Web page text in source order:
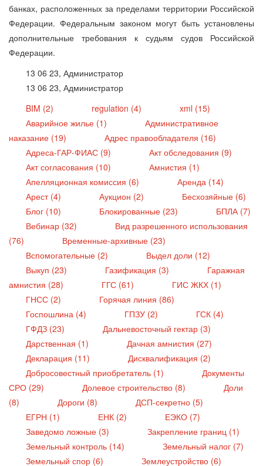
банках, расположенных за пределами территории Российской
Федерации. Федеральным законом могут быть установлены
дополнительные требования к судьям судов Российской
Федерации.
13 06 23, Администратор
13 06 23, Администратор
BIM (2)
regulation (4)
xml (15)
Аварийное жилье (1)
Административное
наказание (19)
Адрес правообладателя (16)
Адреса-ГАР-ФИАС (9)
Акт обследования (9)
Акт согласования (10)
Амнистия (1)
Апелляционная комиссия (6)
Аренда (14)
Арест (4)
Аукцион (2)
Бесхозяйные (6)
Блог (10)
Блокированные (23)
БПЛА (7)
Вебинар (32)
Вид разрешенного использования
(76)
Временные-архивные (23)
Вспомогательные (2)
Выдел доли (12)
Выкуп (23)
Газификация (3)
Гаражная
амнистия (28)
ГГС (61)
ГИС ЖКХ (1)
ГНСС (2)
Горячая линия (86)
Госпошлина (4)
ГПЗУ (2)
ГСК (4)
ГФДЗ (23)
Дальневосточный гектар (3)
Дарственная (1)
Дачная амнистия (27)
Декларация (11)
Дисквалификация (2)
Добросовестный приобретатель (1)
Документы
СРО (29)
Долевое строительство (8)
Доли
(8)
Дороги (8)
ДСП-секретно (5)
ЕГРН (1)
ЕНК (2)
ЕЭКО (7)
Заведомо ложные (3)
Закрепление границ (1)
Земельный контроль (14)
Земельный налог (7)
Земельный спор (6)
Землеустройство (6)